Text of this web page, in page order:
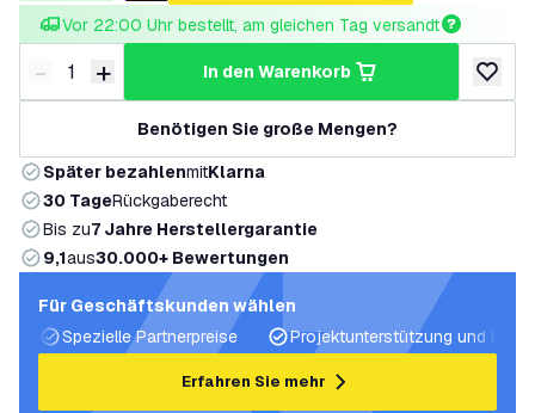
Vor 22:00 Uhr bestellt, am gleichen Tag versandt
Menge verringern
- Menge erhöhen
+ in den Warenkorb
zur
Benötigen Sie große Mengen?
Später bezahlenmitKlarna
30 TageRückgaberecht
Bis zu7 Jahre Herstellergarantie
9,1aus30.000+ Bewertungen
Für Geschäftskunden wählen
Spezielle Partnerpreise
Projektunterstützung und
Erfahren Sie mehr